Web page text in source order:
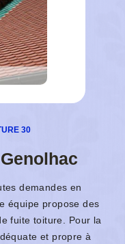
30
demandes en
équipe propose des
fuite toiture. Pour la
et propre à